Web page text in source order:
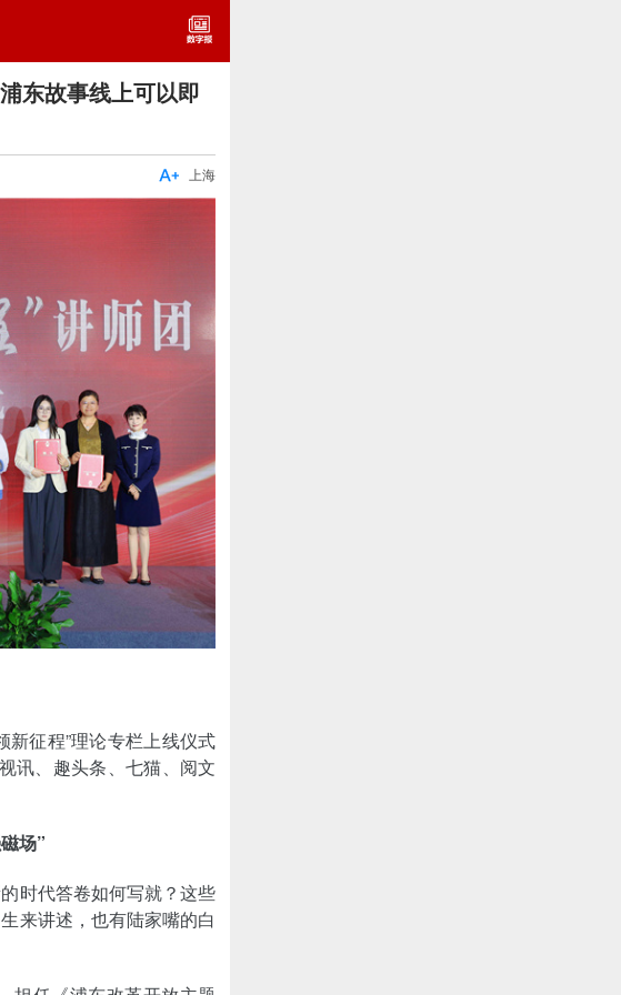
东故事线上可以即
上海

征程”理论专栏上线仪式
讯、趣头条、七猫、阅文
场”
时代答卷如何写就？这些
来讲述，也有陆家嘴的白